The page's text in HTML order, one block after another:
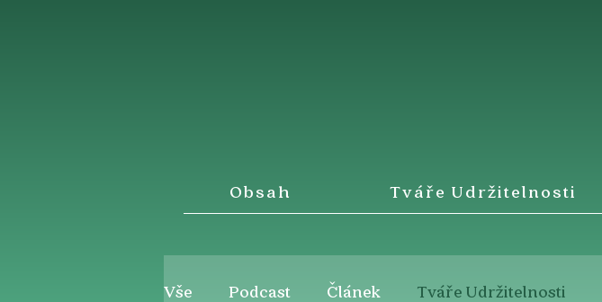
Obsah Tváře Udržitelnosti
Vše Podcast Článek Tváře Udržitelnosti